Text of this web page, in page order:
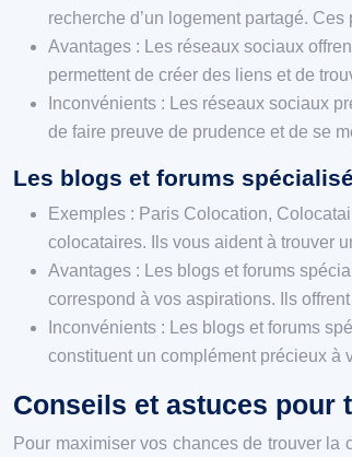
recherche d’un logement partagé.
Avantages : Les réseaux sociaux
permettent de créer des liens et de
Inconvénients : Les réseaux sociaux
de faire preuve de prudence et de se
Les blogs et forums
Exemples : Paris Colocation,
colocataires. Ils vous aident à trouver
Avantages : Les blogs et forums
correspond à vos aspirations. Ils
Inconvénients : Les blogs et forums
constituent un complément précieux à
Conseils et astuces pour
Pour maximiser vos chances de trouver